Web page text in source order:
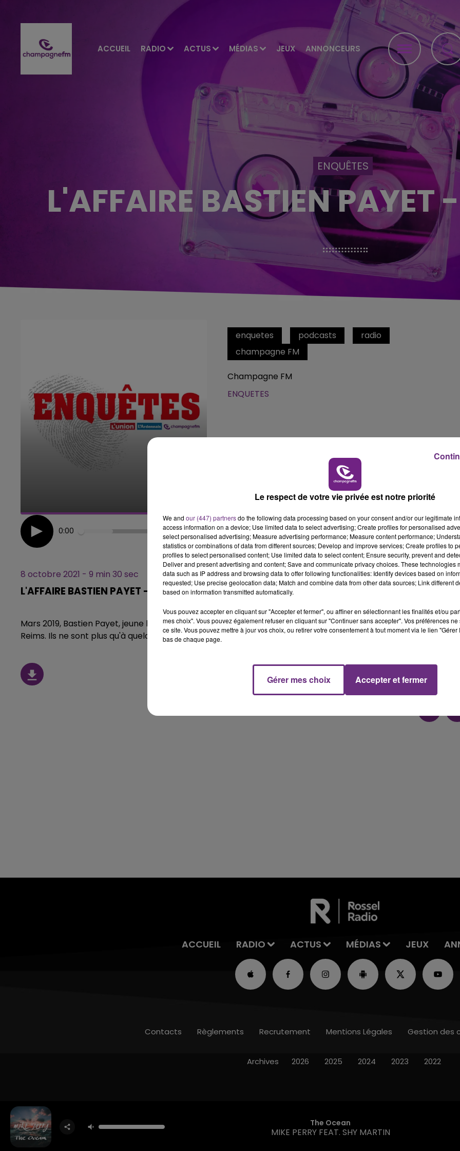
ACCUEIL RADIO ACTUS MÉDIAS JEUX ANNONCEURS
LA FAMILLE
ENQUÊTES
L'AFFAIRE BASTIEN PAYET
enquetes podcasts
radio
champagne FM
Champagne FM
ENQUETES
0:00 9 min 30
8 octobre 2021 - 9 min 30 sec
L'AFFAIRE BASTIEN PAYET - EPISODE 1/2
Mars 2019, Bastien Payet, jeune homme de 23 ans et ses amis se rendent dans une discothèque du centre de
Reims. Ils ne sont plus qu'à quelques mètres de l'établissement lorsque soudain tout bascule.
ACCUEIL RADIO ACTUS MÉDIAS JEUX
The Ocean
MIKE PERRY FEAT. SHY MARTIN
Contacts Règlements Recrutement Mentions Légales Gestion des
Archives 2026 2025 2024 2023 2022
Le respect de votre vie privée est notre priorité
We and our (447) partnersdo the following data processing based on your consent and/or our legitimate
access information on a device; Use limited data to select advertising; Create profiles for personalised
select personalised advertising; Measure advertising performance; Measure content performance;
statistics or combinations of data from different sources; Develop and improve services; Create profiles to
profiles to select personalised content; Use limited data to select content; Ensure security, prevent and
Deliver and present advertising and content; Save and communicate privacy choices. These technologies
data such as IP address and browsing data to offer following functionalities: Identify devices based on
requested; Use precise geolocation data; Match and combine data from other data sources; Link different
based on information transmitted automatically.
Vous pouvez accepter en cliquant sur "Accepter et fermer", ou affiner en sélectionnant les finalités et/ou
mes choix". Vous pouvez également refuser en cliquant sur "Continuer sans accepter". Vos préférences
ce site. Vous pouvez mettre à jour vos choix, ou retirer votre consentement à tout moment via le lien
bas de chaque page.
Gérer mes choix Accepter et fermer